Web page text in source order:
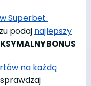
Superbet.
podaj najlepszy
na każdą